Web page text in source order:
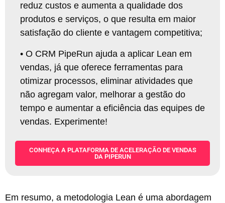
reduz custos e aumenta a qualidade dos
produtos e serviços, o que resulta em maior
satisfação do cliente e vantagem competitiva;
• O CRM PipeRun ajuda a aplicar Lean em
vendas, já que oferece ferramentas para
otimizar processos, eliminar atividades que
não agregam valor, melhorar a gestão do
tempo e aumentar a eficiência das equipes de
vendas. Experimente!
CONHEÇA A PLATAFORMA DE ACELERAÇÃO DE VENDAS
DA PIPERUN
Em resumo, a metodologia Lean é uma abordagem